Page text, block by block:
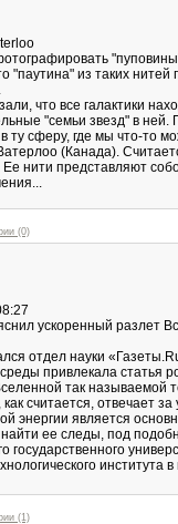
"паутина" из таких
что все галактики
"семьи звезд" в
в ту сферу, где мы что-то
(Канада).
нити представляют
(0)
ускоренный разлет
отдел науки
привлекала статья
так называемой
считается, отвечает
энергии является
ее следы, под
государственного
(1)